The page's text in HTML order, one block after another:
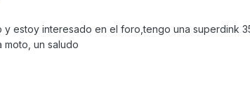
estoy interesado en el foro,tengo una superdink
un saludo